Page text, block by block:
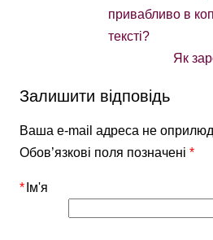
привабливо в
тексті?
Як
Залишити відповідь
Ваша e-mail адреса не
Обов’язкові поля позначені*
Ім'я
*